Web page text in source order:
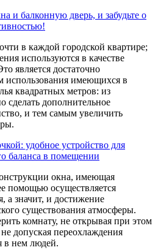
и балконную дверь, и забудьте о
в каждой городской квартире;
используются в качестве
является достаточно
использования имеющихся в
квадратных метров: из
сделать дополнительное
и тем самым увеличить
удобное устройство для
баланса в помещении
окна, имеющая
помощью осуществляется
а значит, и достижение
существования атмосферы.
комнату, не открывая при этом
допуская переохлаждения
в нем людей.